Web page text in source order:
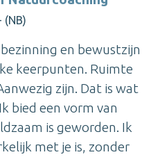
(NB)
en bewustzijn
keerpunten. Ruimte
zijn. Dat is wat
bied een vorm van
is geworden. Ik
met je is, zonder